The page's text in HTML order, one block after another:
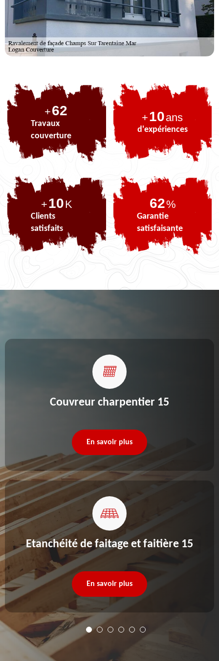
+75
Travaux
couverture
+10ans
d'expériences
+10K
Clients
satisfaits
75%
Garantie
satisfaisante
Couvreur charpentier 15
En savoir plus
Etanchéité de faitage et faitière 15
En savoir plus